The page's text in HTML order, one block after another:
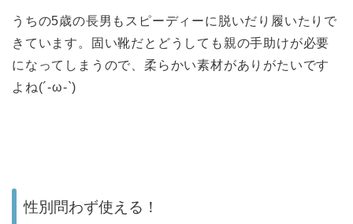
うちの5歳の長男もスピーディーに脱いだり履いたりで
きています。固い靴だとどうしても親の手助けが必要
になってしまうので、柔らかい素材がありがたいです
よね(´-ω-`)
性別問わず使える！